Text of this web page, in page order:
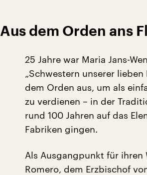
Aus dem Orden ans
25 Jahre war Maria Jans-
„Schwestern unserer lieben
dem Orden aus, um als
zu verdienen – in der
rund 100 Jahren auf das
Fabriken gingen.
Als Ausgangpunkt für ihren
Romero, dem Erzbischof